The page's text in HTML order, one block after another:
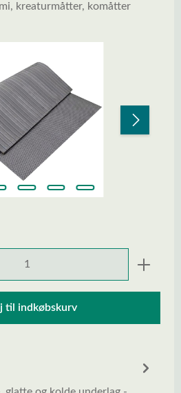
kreaturmåtter, komåtter
Indtast den ønskede
til indkøbskurv